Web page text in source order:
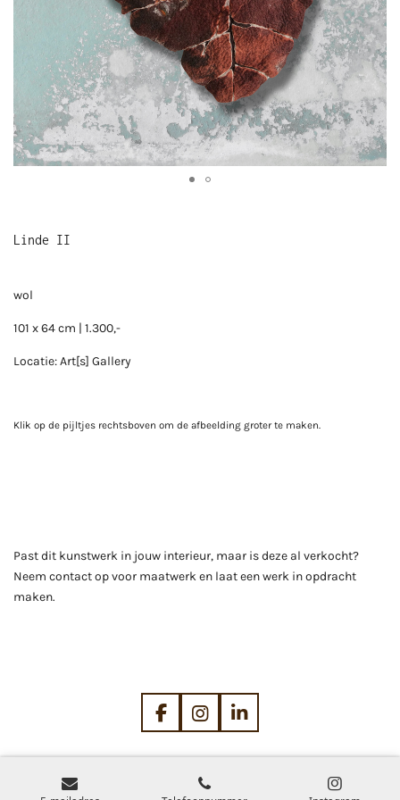
Linde II
wol
101 x 64 cm | 1.300,-
Locatie: Art[s] Gallery
Klik op de pijltjes rechtsboven om de afbeelding groter te maken.
Past dit kunstwerk in jouw interieur, maar is deze al verkocht?
Neem contact op voor maatwerk en laat een werk in opdracht
maken.
F
c
b
I
s
t
a
L
n
e